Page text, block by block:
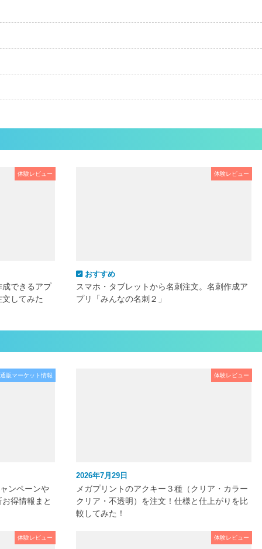
体験レビュー
できるアプ
してみた
体験レビュー
おすすめ
スマホ・タブレットから名刺注文。名刺作成ア
プリ「みんなの名刺２」
販マーケット情報
ンペーンや
得情報まと
体験レビュー
2026年7月29日
メガプリントのアクキー３種（クリア・カラー
クリア・不透明）を注文！仕様と仕上がりを比
較してみた！
体験レビュー 体験レビュー